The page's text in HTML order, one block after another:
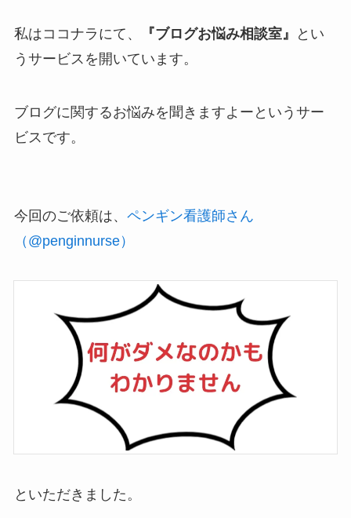
私はココナラにて、 『ブログお悩み相談室』
とい
うサービスを開いています。
ブログに関するお悩みを聞きますよーというサー
ビスです。
今回のご依頼は、 ペンギン看護師さん
（@penginnurse）
といただきました。